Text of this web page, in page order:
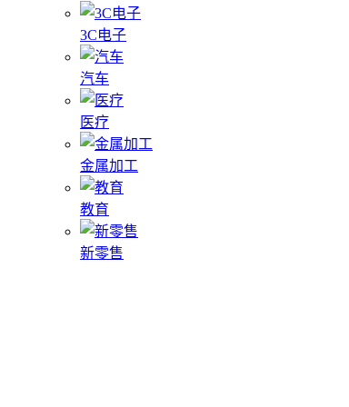
3C电子
汽车
医疗
金属加工
教育
新零售